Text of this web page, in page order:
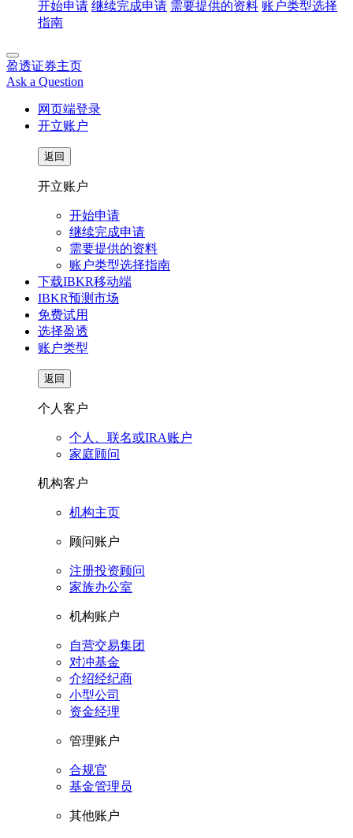
开始申请 继续完成申请 需要提供的资料 账户类型选择
指南
盈透证券主页
Ask a Question
网页端登录
开立账户
返回
开立账户
开始申请
继续完成申请
需要提供的资料
账户类型选择指南
下载IBKR移动端
IBKR预测市场
免费试用
选择盈透
账户类型
返回
个人客户
个人、联名或IRA账户
家庭顾问
机构客户
机构主页
顾问账户
注册投资顾问
家族办公室
机构账户
自营交易集团
对冲基金
介绍经纪商
小型公司
资金经理
管理账户
合规官
基金管理员
其他账户